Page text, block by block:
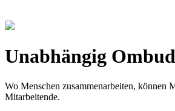
Unabhängig
Wo Menschen zusammenarbeiten, können
Mitarbeitende.